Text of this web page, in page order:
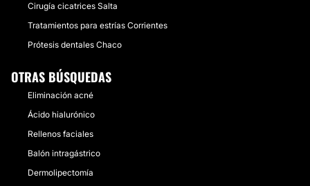
Cirugía cicatrices Salta
Tratamientos para estrías Corrientes
Prótesis dentales Chaco
OTRAS BÚSQUEDAS
Eliminación acné
Ácido hialurónico
Rellenos faciales
Balón intragástrico
Dermolipectomía